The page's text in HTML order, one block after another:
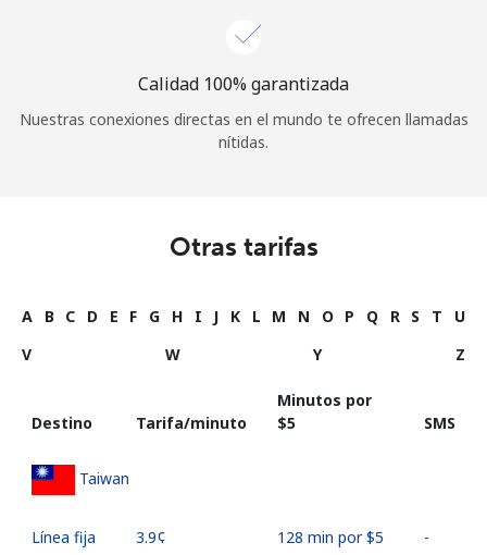
Calidad 100% garantizada
Nuestras conexiones directas en el mundo te ofrecen llamadas
nítidas.
Otras tarifas
A B C D E F G H I J K L M N O P Q R S T
U
V
W Y Z
Destino Tarifa/minuto
Minutos por
⁦$5⁩
SMS
Taiwan
Línea fija ⁦3.9¢⁩ 128 min por ⁦$5⁩ -